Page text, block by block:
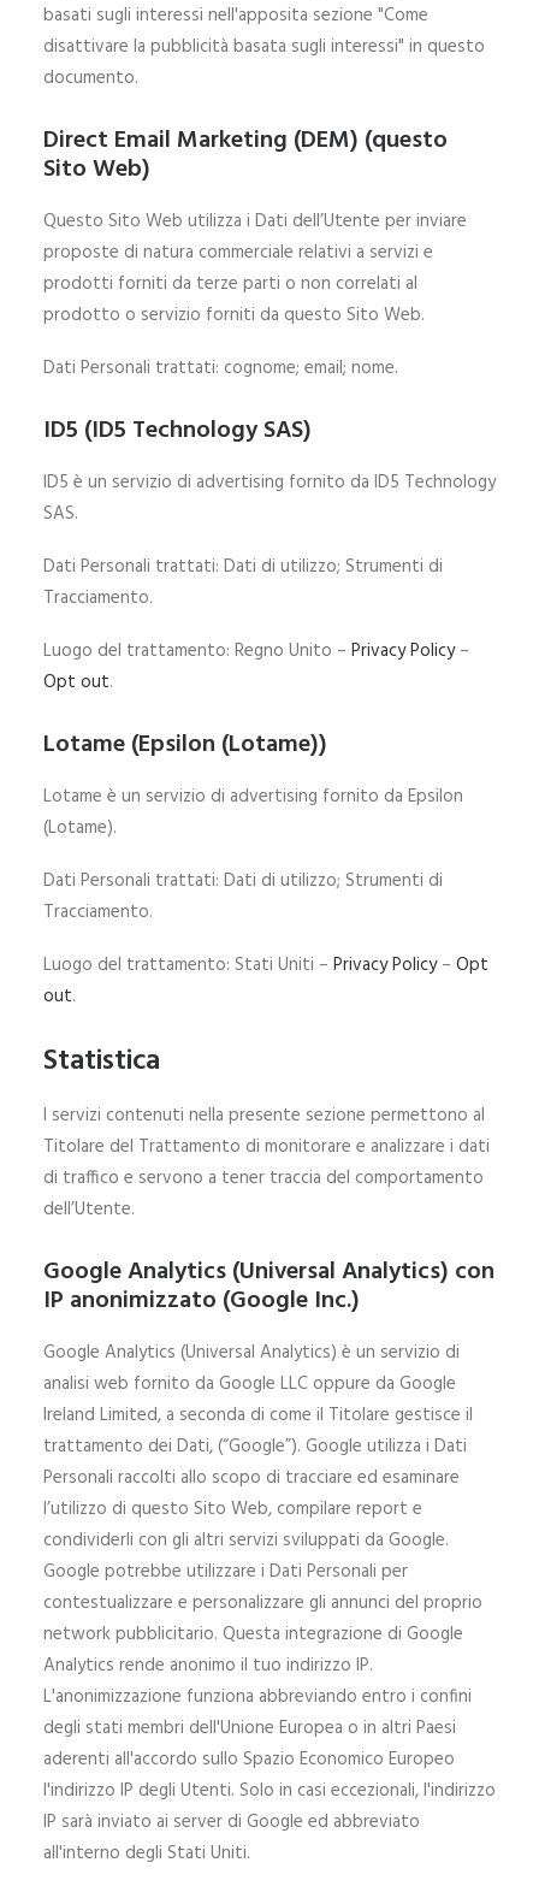
basati sugli interessi nell'apposita sezione "Come
disattivare la pubblicità basata sugli interessi" in questo
documento.
Direct Email Marketing (DEM) (questo
Sito Web)
Questo Sito Web utilizza i Dati dell’Utente per inviare
proposte di natura commerciale relativi a servizi e
prodotti forniti da terze parti o non correlati al
prodotto o servizio forniti da questo Sito Web.
Dati Personali trattati: cognome; email; nome.
ID5 (ID5 Technology SAS)
ID5 è un servizio di advertising fornito da ID5 Technology
SAS.
Dati Personali trattati: Dati di utilizzo; Strumenti di
Tracciamento.
Luogo del trattamento: Regno Unito – Privacy Policy–
Opt out.
Lotame (Epsilon (Lotame))
Lotame è un servizio di advertising fornito da Epsilon
(Lotame).
Dati Personali trattati: Dati di utilizzo; Strumenti di
Tracciamento.
Luogo del trattamento: Stati Uniti – Privacy Policy– Opt
out.
Statistica
I servizi contenuti nella presente sezione permettono al
Titolare del Trattamento di monitorare e analizzare i dati
di traffico e servono a tener traccia del comportamento
dell’Utente.
Google Analytics (Universal Analytics) con
IP anonimizzato (Google Inc.)
Google Analytics (Universal Analytics) è un servizio di
analisi web fornito da Google LLC oppure da Google
Ireland Limited, a seconda di come il Titolare gestisce il
trattamento dei Dati, (“Google”). Google utilizza i Dati
Personali raccolti allo scopo di tracciare ed esaminare
l’utilizzo di questo Sito Web, compilare report e
condividerli con gli altri servizi sviluppati da Google.
Google potrebbe utilizzare i Dati Personali per
contestualizzare e personalizzare gli annunci del proprio
network pubblicitario. Questa integrazione di Google
Analytics rende anonimo il tuo indirizzo IP.
L'anonimizzazione funziona abbreviando entro i confini
degli stati membri dell'Unione Europea o in altri Paesi
aderenti all'accordo sullo Spazio Economico Europeo
l'indirizzo IP degli Utenti. Solo in casi eccezionali, l'indirizzo
IP sarà inviato ai server di Google ed abbreviato
all'interno degli Stati Uniti.